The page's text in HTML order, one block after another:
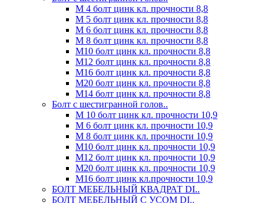
М 4 болт цинк кл. прочности 8,8
М 5 болт цинк кл. прочности 8,8
М 6 болт цинк кл. прочности 8,8
М 8 болт цинк кл. прочности 8,8
М10 болт цинк кл. прочности 8,8
М12 болт цинк кл. прочности 8,8
М16 болт цинк кл. прочности 8,8
М20 болт цинк кл. прочности 8,8
М14 болт цинк кл. прочности 8,8
Болт с шестигранной голов..
М 10 болт цинк кл. прочности 10,9
М 6 болт цинк кл. прочности 10,9
М 8 болт цинк кл. прочности 10,9
М10 болт цинк кл. прочности 10,9
М12 болт цинк кл. прочности 10,9
М20 болт цинк кл. прочности 10,9
М16 болт цинк кл.прочности 10,9
БОЛТ МЕБЕЛЬНЫЙ КВАДРАТ DI..
БОЛТ МЕБЕЛЬНЫЙ С УСОМ DI..